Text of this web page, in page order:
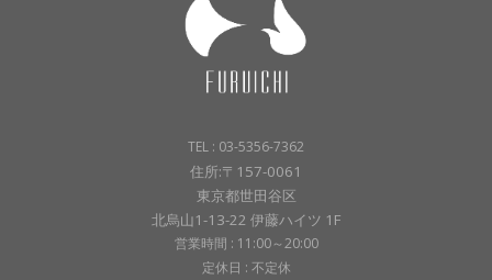
TEL : 03-5356-7362
住所:〒157-0061
東京都世田谷区
北烏山1-13-22 伊藤ハイツ 1F
営業時間 : 11:00～20:00
定休日 : 不定休